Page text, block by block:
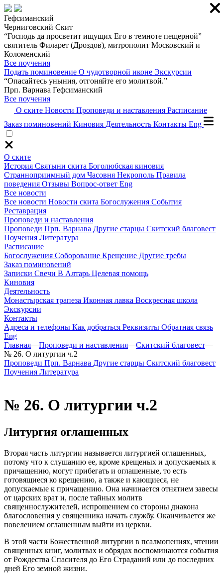
Гефсиманский
Черниговский Скит
“Господь да просветит ищущих Его в темноте пещерной”
святитель Филарет (Дроздов), митрополит Московский и
Коломенский
Все поучения
Подать поминовение О чудотворной иконе Экскурсии
“Опасайтесь уныния, отгоняйте его молитвой.”
Прп. Варнава Гефсиманский
Все поучения
О ските Новости Проповеди и наставления Расписание
Заказ поминовений Киновия Деятельность Контакты Eng
О ските
История Святыни скита Боголюбская киновия
Странноприимный дом Часовня Некрополь Правила
поведения Отзывы Вопрос-ответ Eng
Все новости
Все новости Новости скита Богослужения События
Реставрация
Проповеди и наставления
Проповеди Прп. Варнава Другие старцы Скитский благовест
Поучения Литература
Расписание
Богослужения Соборование Крещение Другие требы
Заказ поминовений
Записки Свечи В Алтарь Целевая помощь
Киновия
Деятельность
Монастырская трапеза Иконная лавка Воскресная школа
Экскурсии
Контакты
Адреса и телефоны Как добраться Реквизиты Обратная связь
Eng
Главная—Проповеди и наставления—Скитский благовест—
№ 26. О литургии ч.2
Проповеди Прп. Варнава Другие старцы Скитский благовест
Поучения Литература
№ 26. О литургии ч.2
Литургия оглашенных
Вторая часть литургии называется литургией оглашенных,
потому что к слушанию ее, кроме крещеных и допускаемых к
причащению, могут прибегать и оглашенные, то есть
готовящиеся ко крещению, а также и кающиеся, не
допускаемые к причащению. Она начинается отнятием завесы
от царских врат и, после тайных молитв
священнослужителей, испрошением со стороны диакона
благословения у священника начать службу. Оканчивается же
повелением оглашенным выйти из церкви.
В этой части Божественной литургии в псалмопениях, чтении
священных книг, молитвах и обрядах воспоминаются события
от Рождества Спасителя до Его Страданий или до последних
дней Его земной жизни.